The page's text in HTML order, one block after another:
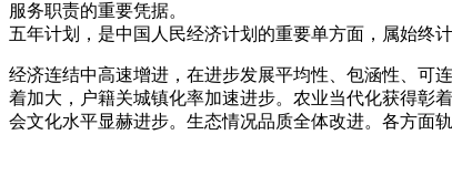
服务职责的重要凭据。
五年计划，是中国人民经济计划的重要单方面，属始终
经济连结中高速增进，在进步发展平均性、包涵性、可
着加大，户籍关城镇化率加速进步。农业当代化获得彰
会文化水平显赫进步。生态情况品质全体改进。各方面